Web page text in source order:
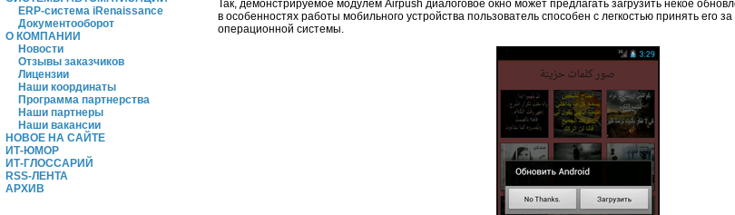
ERP-система iRenaissance
Документооборот
О КОМПАНИИ
Новости
Отзывы заказчиков
Лицензии
Наши координаты
Программа партнерства
Наши партнеры
Наши вакансии
НОВОЕ НА САЙТЕ
ИТ-ЮМОР
ИТ-ГЛОССАРИЙ
RSS-ЛЕНТА
АРХИВ
Так, демонстрируемое модулем Airpush диалоговое окно может предлагать загрузить некое
в особенностях работы мобильного устройства пользователь способен с легкостью принять его
операционной системы.